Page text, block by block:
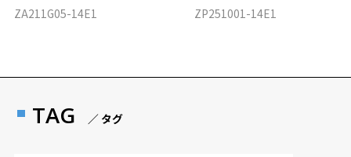
ZA211G05-14E1 ZP251001-14E1
TAG ／ タグ